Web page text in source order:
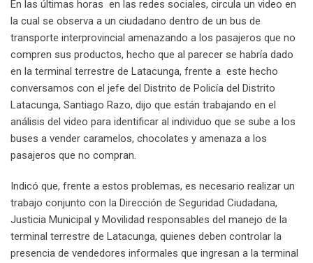
En las últimas horas en las redes sociales, circula un video en
la cual se observa a un ciudadano dentro de un bus de
transporte interprovincial amenazando a los pasajeros que no
compren sus productos, hecho que al parecer se habría dado
en la terminal terrestre de Latacunga, frente a este hecho
conversamos con el jefe del Distrito de Policía del Distrito
Latacunga, Santiago Razo, dijo que están trabajando en el
análisis del video para identificar al individuo que se sube a los
buses a vender caramelos, chocolates y amenaza a los
pasajeros que no compran.
Indicó que, frente a estos problemas, es necesario realizar un
trabajo conjunto con la Dirección de Seguridad Ciudadana,
Justicia Municipal y Movilidad responsables del manejo de la
terminal terrestre de Latacunga, quienes deben controlar la
presencia de vendedores informales que ingresan a la terminal